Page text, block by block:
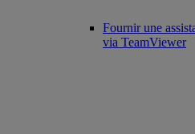
Fournir une
via TeamViewer